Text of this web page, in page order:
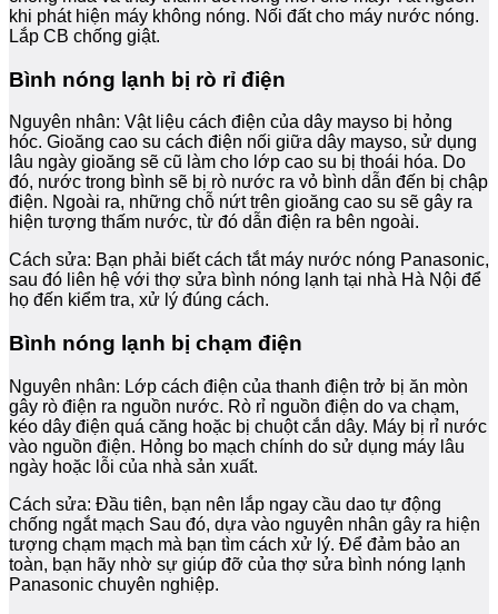
khi phát hiện máy không nóng. Nối đất cho máy nước nóng.
Lắp CB chống giật.
Bình nóng lạnh bị rò rỉ điện
Nguyên nhân: Vật liệu cách điện của dây mayso bị hỏng
hóc. Gioăng cao su cách điện nối giữa dây mayso, sử dụng
lâu ngày gioăng sẽ cũ làm cho lớp cao su bị thoái hóa. Do
đó, nước trong bình sẽ bị rò nước ra vỏ bình dẫn đến bị chập
điện. Ngoài ra, những chỗ nứt trên gioăng cao su sẽ gây ra
hiện tượng thấm nước, từ đó dẫn điện ra bên ngoài.
Cách sửa: Bạn phải biết cách tắt máy nước nóng Panasonic,
sau đó liên hệ với thợ sửa bình nóng lạnh tại nhà Hà Nội để
họ đến kiểm tra, xử lý đúng cách.
Bình nóng lạnh bị chạm điện
Nguyên nhân: Lớp cách điện của thanh điện trở bị ăn mòn
gây rò điện ra nguồn nước. Rò rỉ nguồn điện do va chạm,
kéo dây điện quá căng hoặc bị chuột cắn dây. Máy bị rỉ nước
vào nguồn điện. Hỏng bo mạch chính do sử dụng máy lâu
ngày hoặc lỗi của nhà sản xuất.
Cách sửa: Đầu tiên, bạn nên lắp ngay cầu dao tự động
chống ngắt mạch Sau đó, dựa vào nguyên nhân gây ra hiện
tượng chạm mạch mà bạn tìm cách xử lý. Để đảm bảo an
toàn, bạn hãy nhờ sự giúp đỡ của thợ sửa bình nóng lạnh
Panasonic chuyên nghiệp.